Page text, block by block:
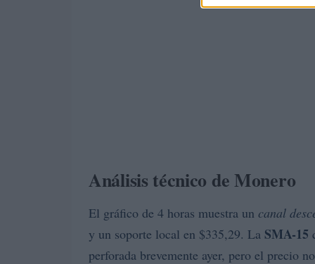
Análisis técnico de Monero
El gráfico de 4 horas muestra un canal
y un soporte local en $335,29. La SMA-15
perforada brevemente ayer, pero el precio